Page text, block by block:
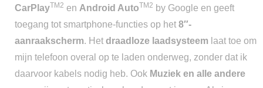
CarPlayTM2 en Android AutoTM2 by Google en geeft
toegang tot smartphone-functies op het 8″-
aanraakscherm. Het draadloze laadsysteem laat toe om
mijn telefoon overal op te laden onderweg, zonder dat ik
daarvoor kabels nodig heb. Ook Muziek en alle andere